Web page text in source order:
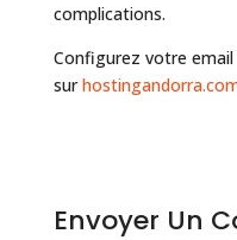
complications.
Configurez votre
sur
Envoyer Un